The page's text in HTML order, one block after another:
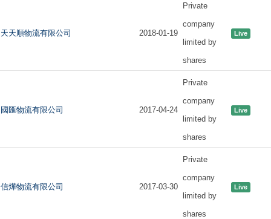
天天順物流有限公司 2018-01-19
Private
company
limited by
shares
Live
國匯物流有限公司 2017-04-24
Private
company
limited by
shares
Live
信燁物流有限公司 2017-03-30
Private
company
limited by
shares
Live